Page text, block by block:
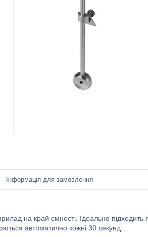
Інформація для замовлення
на край ємності. Ідеально підходить
автоматично кожні 30 секунд.